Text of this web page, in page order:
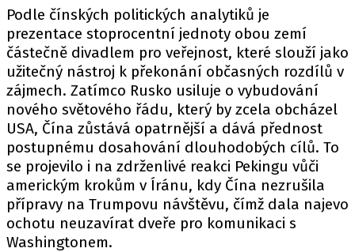
Podle čínských politických analytiků je
prezentace stoprocentní jednoty obou zemí
částečně divadlem pro veřejnost, které slouží jako
užitečný nástroj k překonání občasných rozdílů v
zájmech. Zatímco Rusko usiluje o vybudování
nového světového řádu, který by zcela obcházel
USA, Čína zůstává opatrnější a dává přednost
postupnému dosahování dlouhodobých cílů. To
se projevilo i na zdrženlivé reakci Pekingu vůči
americkým krokům v Íránu, kdy Čína nezrušila
přípravy na Trumpovu návštěvu, čímž dala najevo
ochotu neuzavírat dveře pro komunikaci s
Washingtonem.